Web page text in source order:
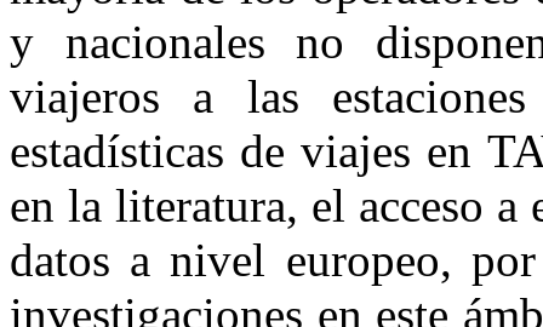
y nacionales no
viajeros a las
estadísticas de viajes en
en la literatura, el acceso a
datos a nivel europeo,
investigaciones en este